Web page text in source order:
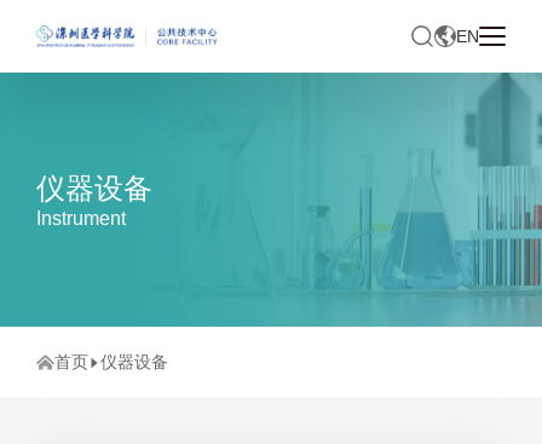
EN
仪器设备
Instrument
首页 仪器设备